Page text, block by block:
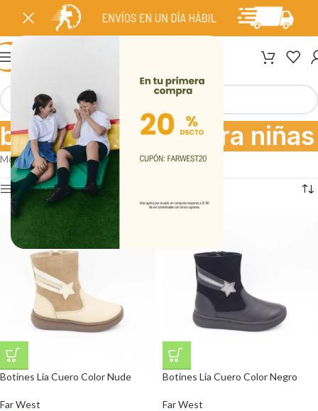
botas de cuero para niñas
Mostrando los 11 resultados
Ver barra lateral
Botines Lia Cuero Color Nude
Far West
Botines Lia Cuero Color Negro
Far West